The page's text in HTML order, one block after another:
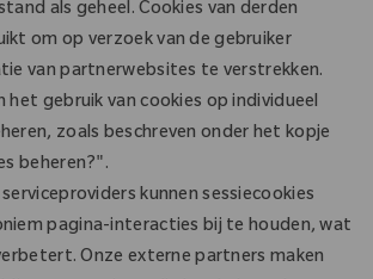
als geheel. Cookies van derden
om op verzoek van de gebruiker
van partnerwebsites te verstrekken.
het gebruik van cookies op individueel
zoals beschreven onder het kopje
beheren?".
kunnen sessiecookies
pagina-interacties bij te houden, wat
Onze externe partners maken